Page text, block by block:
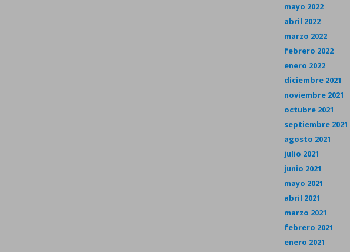
mayo 2022
abril 2022
marzo 2022
febrero 2022
enero 2022
diciembre 2021
noviembre 2021
octubre 2021
septiembre 2021
agosto 2021
julio 2021
junio 2021
mayo 2021
abril 2021
marzo 2021
febrero 2021
enero 2021